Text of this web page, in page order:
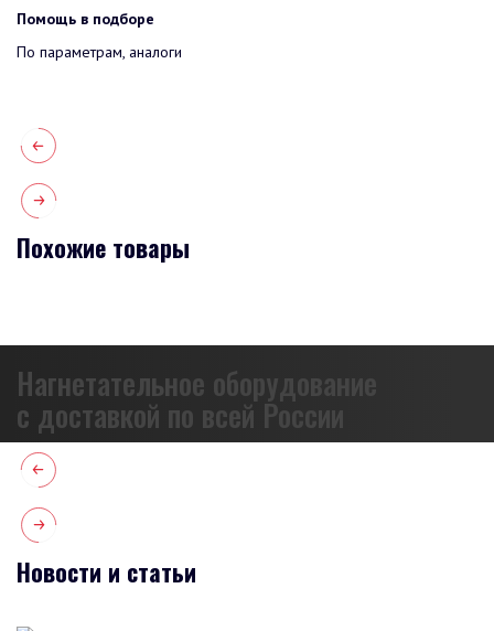
Помощь в подборе
По параметрам, аналоги
Похожие товары
Нагнетательное оборудование
с доставкой по всей России
Новости и статьи